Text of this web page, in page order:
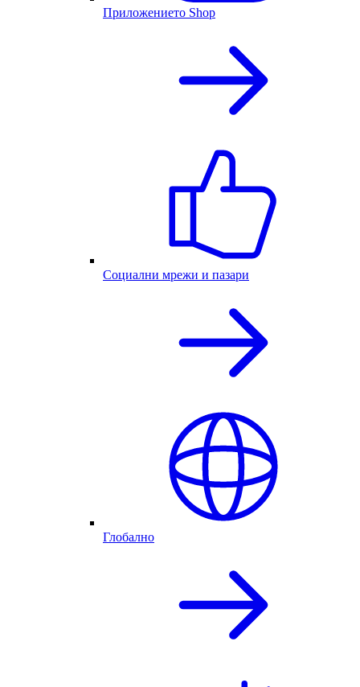
Приложението Shop
Социални мрежи и пазари
Глобално